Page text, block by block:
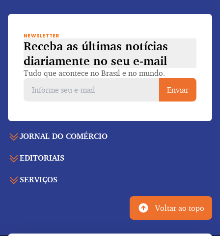
Voltar ao topo
JORNAL DO COMÉRCIO
Capa
EDITORIAIS
Economia
SERVIÇOS
Galeria de vídeos
NEWSLETTER
Receba as últimas notícias
diariamente no seu e-mail
Tudo que acontece no Brasil e no mundo.
Enviar